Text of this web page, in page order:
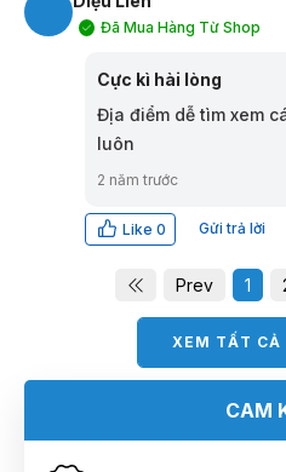
Đã Mua Hàng Từ Shop
Cực kì hài lòng
Địa điểm dễ tìm xem
luôn
2 năm trước
Like 0 Gửi trả lời
Prev 1
XEM TẤT
CAM